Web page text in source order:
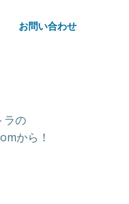
お問い合わせ
ラの
から！